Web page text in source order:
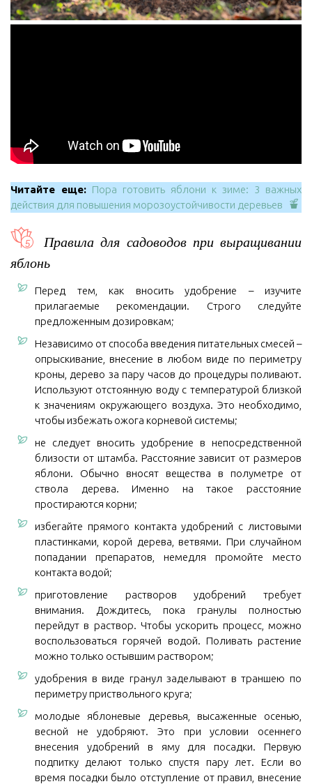
Читайте еще: Пора готовить яблони к зиме: 3 важных
действия для повышения морозоустойчивости деревьев
Правила для садоводов при выращивании
яблонь
Перед тем, как вносить удобрение – изучите
прилагаемые рекомендации. Строго следуйте
предложенным дозировкам;
Независимо от способа введения питательных смесей –
опрыскивание, внесение в любом виде по периметру
кроны, дерево за пару часов до процедуры поливают.
Используют отстоянную воду с температурой близкой
к значениям окружающего воздуха. Это необходимо,
чтобы избежать ожога корневой системы;
не следует вносить удобрение в непосредственной
близости от штамба. Расстояние зависит от размеров
яблони. Обычно вносят вещества в полуметре от
ствола дерева. Именно на такое расстояние
простираются корни;
избегайте прямого контакта удобрений с листовыми
пластинками, корой дерева, ветвями. При случайном
попадании препаратов, немедля промойте место
контакта водой;
приготовление растворов удобрений требует
внимания. Дождитесь, пока гранулы полностью
перейдут в раствор. Чтобы ускорить процесс, можно
воспользоваться горячей водой. Поливать растение
можно только остывшим раствором;
удобрения в виде гранул заделывают в траншею по
периметру приствольного круга;
молодые яблоневые деревья, высаженные осенью,
весной не удобряют. Это при условии осеннего
внесения удобрений в яму для посадки. Первую
подпитку делают только спустя пару лет. Если во
время посадки было отступление от правил, внесение